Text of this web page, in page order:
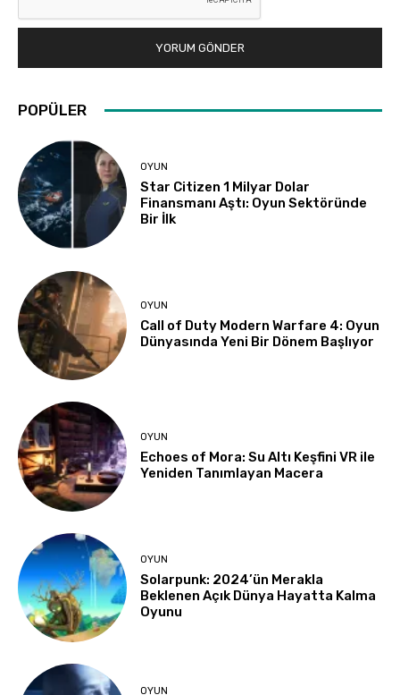
POPÜLER
OYUN
Star Citizen 1 Milyar Dolar
Finansmanı Aştı: Oyun Sektöründe
Bir İlk
OYUN
Call of Duty Modern Warfare 4: Oyun
Dünyasında Yeni Bir Dönem Başlıyor
OYUN
Echoes of Mora: Su Altı Keşfini VR ile
Yeniden Tanımlayan Macera
OYUN
Solarpunk: 2024’ün Merakla
Beklenen Açık Dünya Hayatta Kalma
Oyunu
OYUN